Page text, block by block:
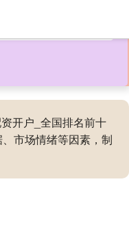
开户_全国排名前十
市场情绪等因素，制